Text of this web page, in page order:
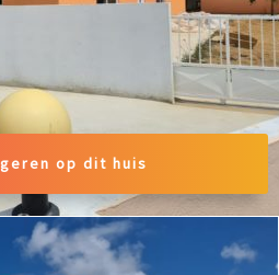
op dit huis